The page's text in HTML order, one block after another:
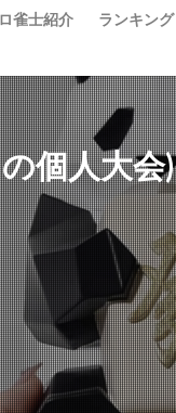
雀士紹介 ランキング
個人大会)